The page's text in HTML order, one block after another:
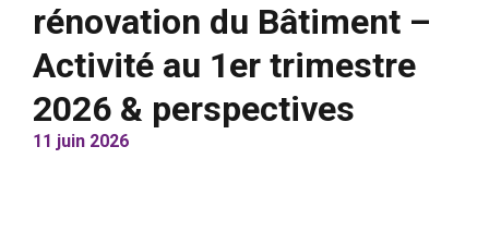
rénovation du Bâtiment –
Activité au 1er trimestre
2026 & perspectives
11 juin 2026